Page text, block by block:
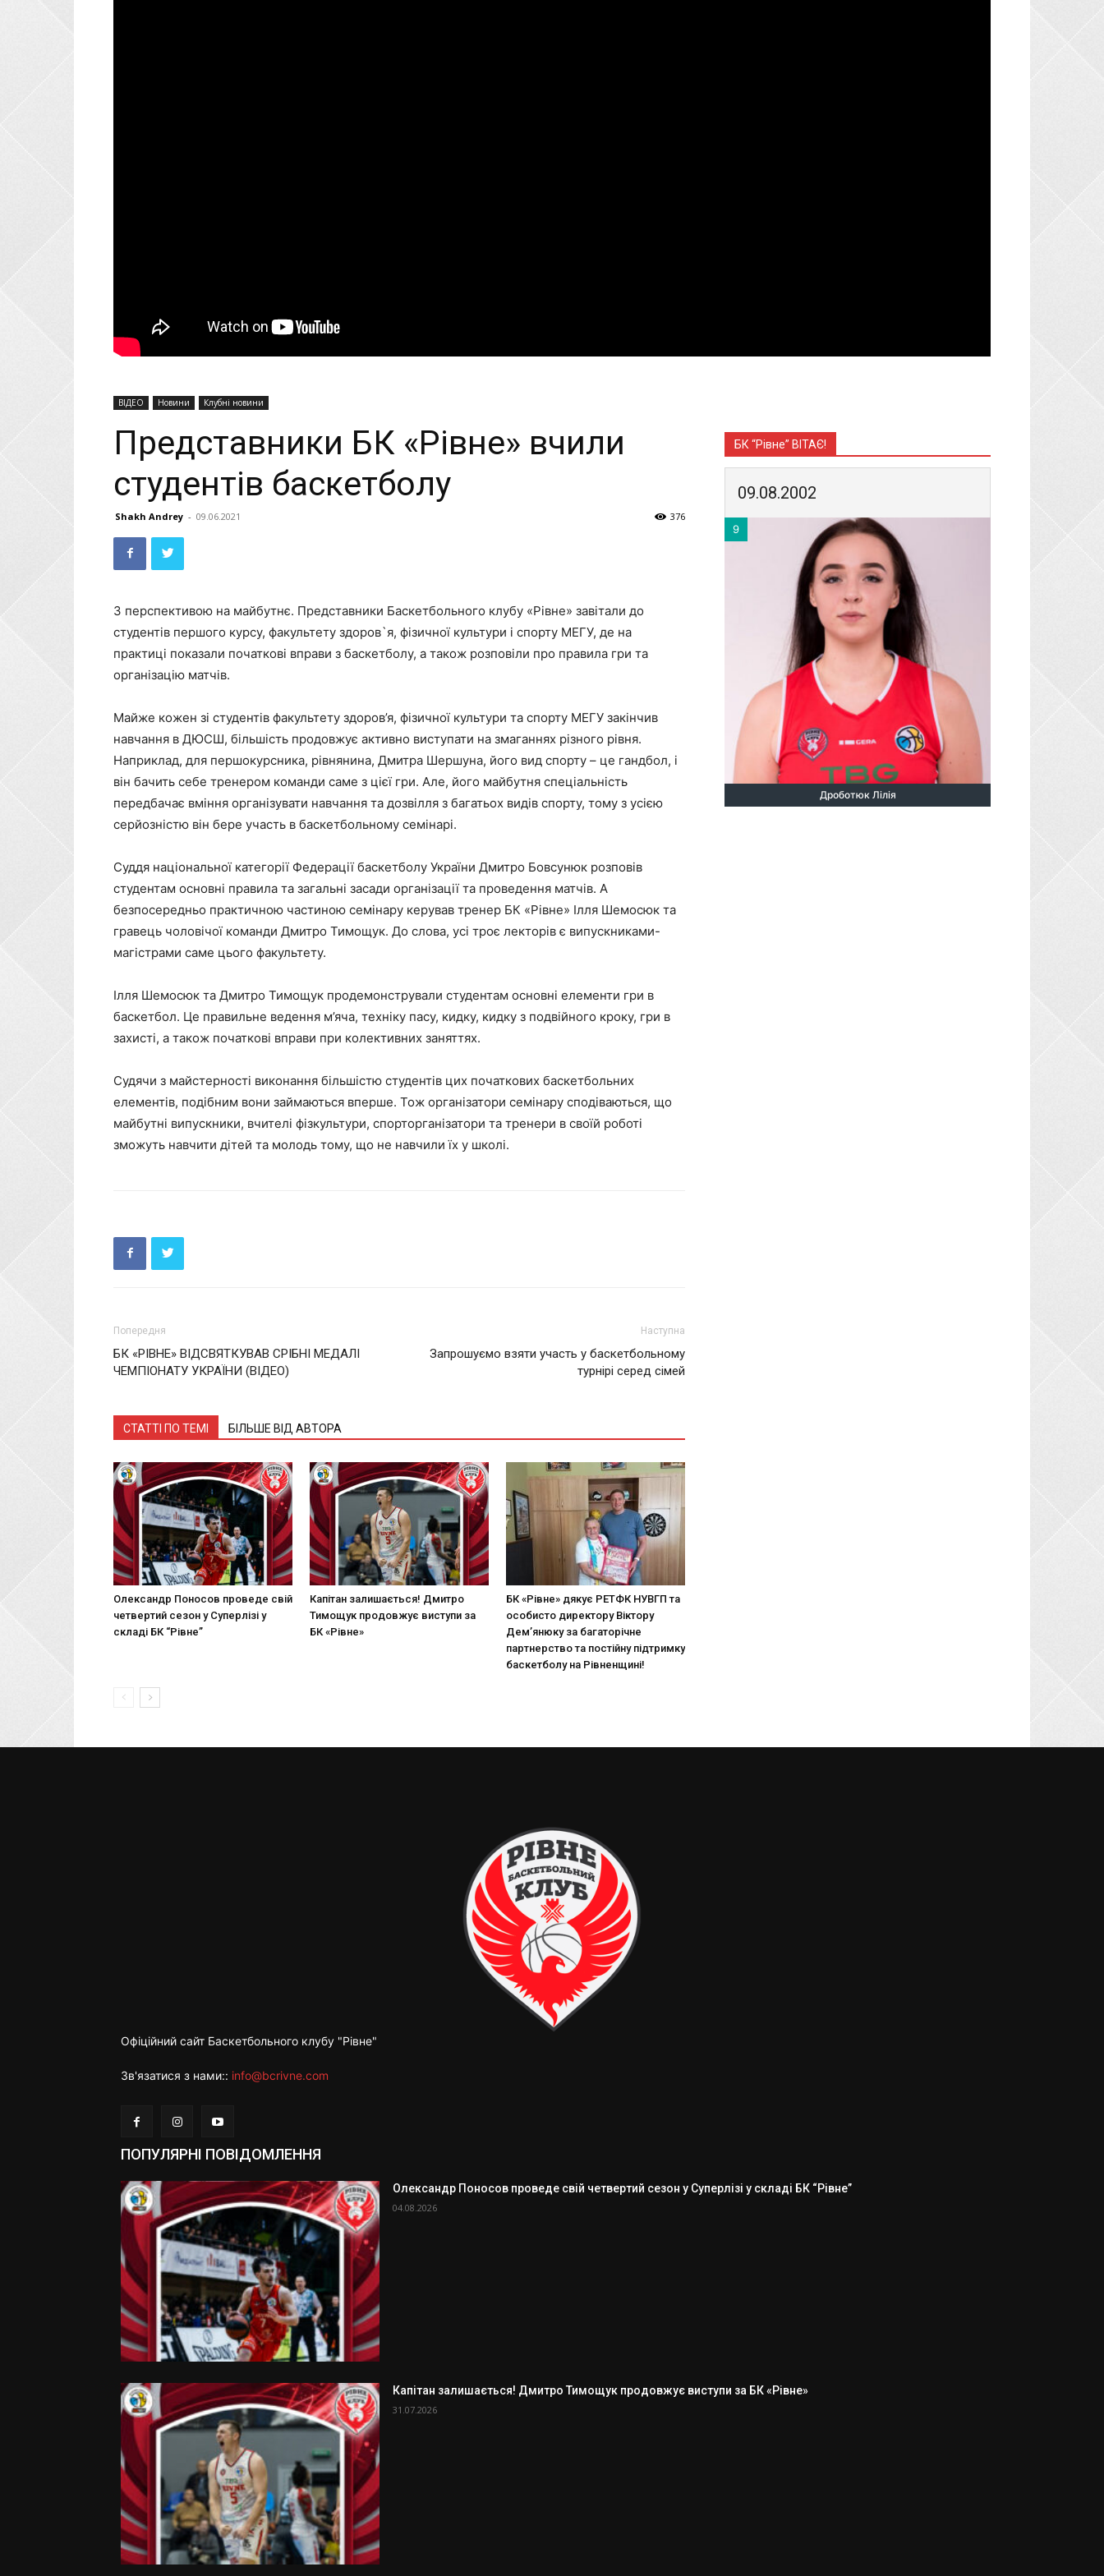
ВІДЕО Новини Клубні новини
Представники БК «Рівне» вчили
студентів баскетболу
Shakh Andrey - 09.06.2021 376
З перспективою на майбутнє. Представники Баскетбольного клубу «Рівне» завітали до
студентів першого курсу, факультету здоров`я, фізичної культури і спорту МЕГУ, де на
практиці показали початкові вправи з баскетболу, а також розповіли про правила гри та
організацію матчів.
Майже кожен зі студентів факультету здоров’я, фізичної культури та спорту МЕГУ закінчив
навчання в ДЮСШ, більшість продовжує активно виступати на змаганнях різного рівня.
Наприклад, для першокурсника, рівнянина, Дмитра Шершуна, його вид спорту – це гандбол, і
він бачить себе тренером команди саме з цієї гри. Але, його майбутня спеціальність
передбачає вміння організувати навчання та дозвілля з багатьох видів спорту, тому з усією
серйозністю він бере участь в баскетбольному семінарі.
Суддя національної категорії Федерації баскетболу України Дмитро Бовсунюк розповів
студентам основні правила та загальні засади організації та проведення матчів. А
безпосередньо практичною частиною семінару керував тренер БК «Рівне» Ілля Шемосюк та
гравець чоловічої команди Дмитро Тимощук. До слова, усі троє лекторів є випускниками-
магістрами саме цього факультету.
Ілля Шемосюк та Дмитро Тимощук продемонстрували студентам основні елементи гри в
баскетбол. Це правильне ведення м’яча, техніку пасу, кидку, кидку з подвійного кроку, гри в
захисті, а також початкові вправи при колективних заняттях.
Судячи з майстерності виконання більшістю студентів цих початкових баскетбольних
елементів, подібним вони займаються вперше. Тож організатори семінару сподіваються, що
майбутні випускники, вчителі фізкультури, спорторганізатори та тренери в своїй роботі
зможуть навчити дітей та молодь тому, що не навчили їх у школі.
Попередня
БК «РІВНЕ» ВІДСВЯТКУВАВ СРІБНІ МЕДАЛІ
ЧЕМПІОНАТУ УКРАЇНИ (ВІДЕО)
Наступна
Запрошуємо взяти участь у баскетбольному
турнірі серед сімей
СТАТТІ ПО ТЕМІ БІЛЬШЕ ВІД АВТОРА
Олександр Поносов проведе свій
четвертий сезон у Суперлізі у
складі БК “Рівне”
Капітан залишається! Дмитро
Тимощук продовжує виступи за
БК «Рівне»
БК «Рівне» дякує РЕТФК НУВГП та
особисто директору Віктору
Дем’янюку за багаторічне
партнерство та постійну підтримку
баскетболу на Рівненщині!
БК “Рівне” ВІТАЄ!
09.08.2002
9
Дроботюк Лілія
Офіційний сайт Баскетбольного клубу "Рівне"
Зв'язатися з нами:: info@bcrivne.com
ПОПУЛЯРНІ ПОВІДОМЛЕННЯ
Олександр Поносов проведе свій четвертий сезон у Суперлізі у складі БК “Рівне”
04.08.2026
Капітан залишається! Дмитро Тимощук продовжує виступи за БК «Рівне»
31.07.2026